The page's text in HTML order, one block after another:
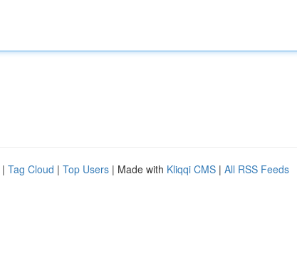
| Tag Cloud | Top Users | Made with Kliqqi CMS | All RSS Feeds